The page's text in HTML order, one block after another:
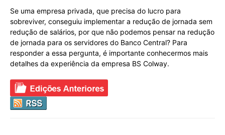
Se uma empresa privada, que precisa do lucro para
sobreviver, conseguiu implementar a redução de jornada sem
redução de salários, por que não podemos pensar na redução
de jornada para os servidores do Banco Central? Para
responder a essa pergunta, é importante conhecermos mais
detalhes da experiência da empresa BS Colway.